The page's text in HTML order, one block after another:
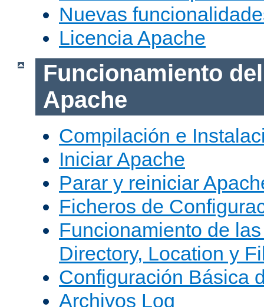
Nuevas
Licencia Apache
Funcionamiento
Apache
Compilación e
Iniciar Apache
Parar y reiniciar
Ficheros de
Funcionamiento de
Directory, Location y
Configuración Básica
Archivos Log